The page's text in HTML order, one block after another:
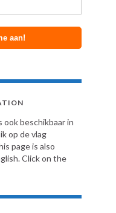
ook beschikbaar in
op de vlag
page is also
Click on the